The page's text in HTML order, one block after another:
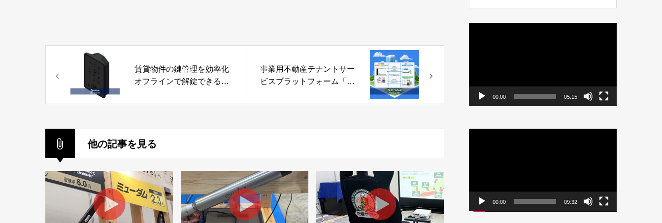
賃貸物件の鍵管理を効率化
オフラインで解錠できるス
株式会社ウエスト
事業用不動産テナントサー
ビスプラットフォーム「ラ
会社
他の記事を見る
00:00 05:15
動
00:00 09:32